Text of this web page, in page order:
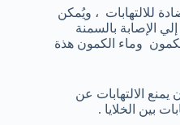
للالتهابات ، ويُمكن
الإصابة بالسمنة
وماء الكمون هذة
الالتهابات عن
بين الخلايا .